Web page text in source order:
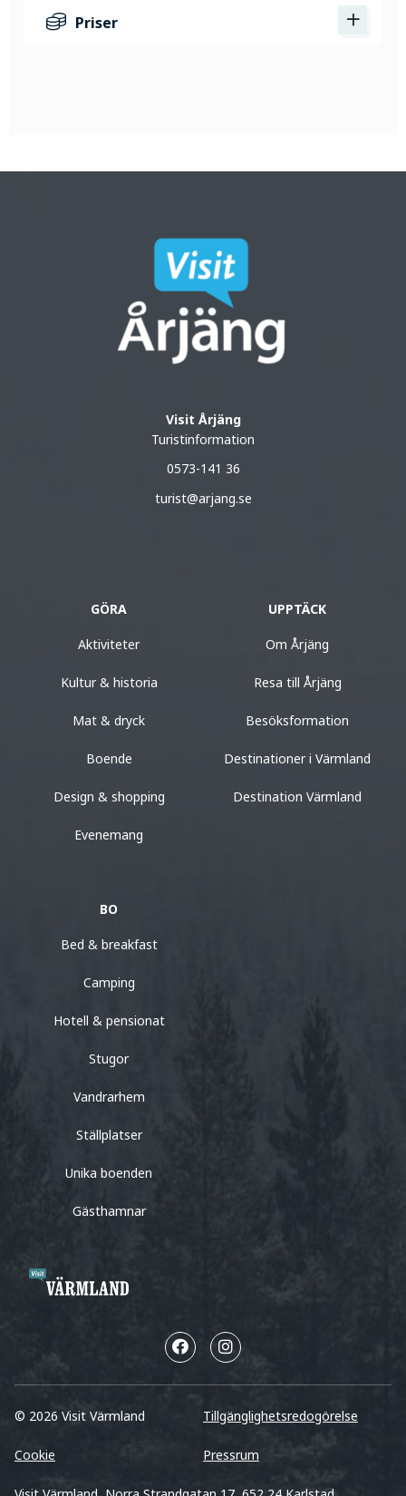
Priser
Visit Årjäng
Turistinformation
0573-141 36
turist@arjang.se
GÖRA
Aktiviteter
Kultur & historia
Mat & dryck
Boende
Design & shopping
Evenemang
UPPTÄCK
Om Årjäng
Resa till Årjäng
Besöksformation
Destinationer i Värmland
Destination Värmland
BO
Bed & breakfast
Camping
Hotell & pensionat
Stugor
Vandrarhem
Ställplatser
Unika boenden
Gästhamnar
© 2026 Visit Värmland Tillgänglighetsredogörelse
Cookie Pressrum